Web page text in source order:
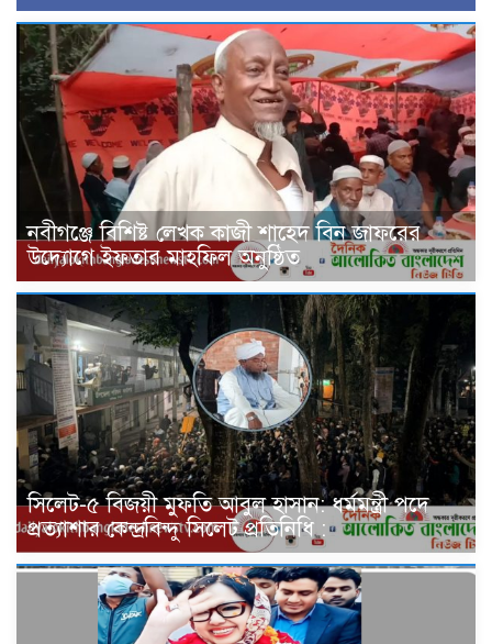
নবীগঞ্জে বিশিষ্ট লেখক কাজী শাহেদ বিন জাফরের
উদ্যোগে ইফতার মাহফিল অনুষ্ঠিত
সিলেট-৫ বিজয়ী মুফতি আবুল হাসান: ধর্মমন্ত্রী পদে
প্রত্যাশার কেন্দ্রবিন্দু সিলেট প্রতিনিধি :